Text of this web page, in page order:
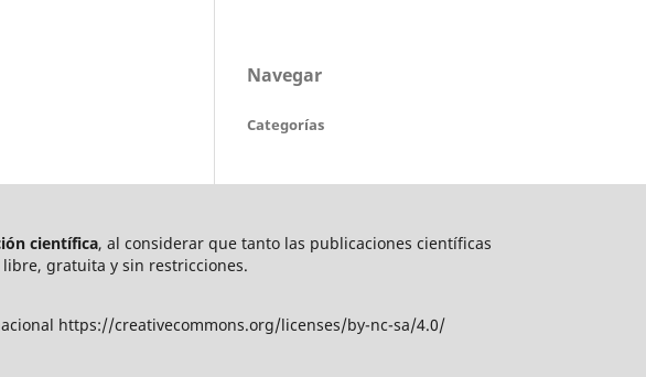
Navegar
Categorías
científica, al considerar que tanto las publicaciones científicas
gratuita y sin restricciones.
https://creativecommons.org/licenses/by-nc-sa/4.0/